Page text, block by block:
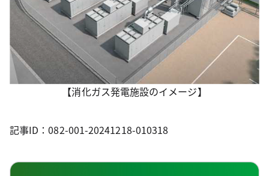
【消化ガス発電施設のイメージ】
記事ID：082-001-20241218-010318